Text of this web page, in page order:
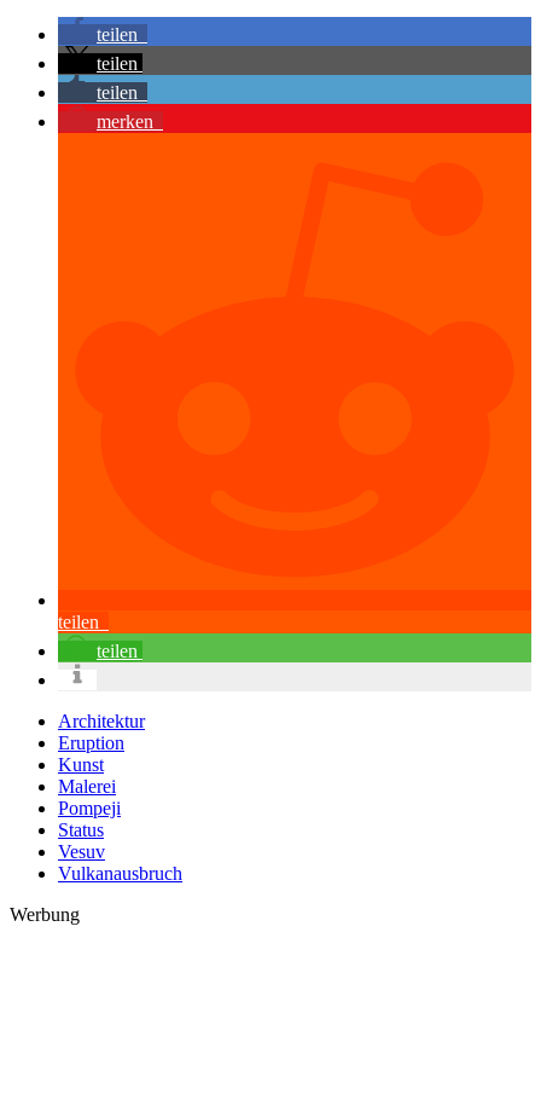
teilen
teilen
teilen
merken
teilen
teilen
Architektur
Eruption
Kunst
Malerei
Pompeji
Status
Vesuv
Vulkanausbruch
Werbung